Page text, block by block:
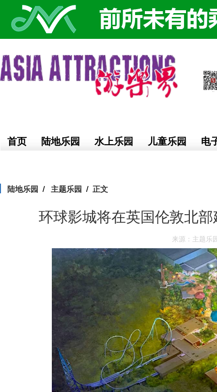
首页 陆地乐园 水上乐园 儿童乐园 电
陆地乐园 主题乐园 正文
环球影城将在英国伦敦北
来源：主题乐